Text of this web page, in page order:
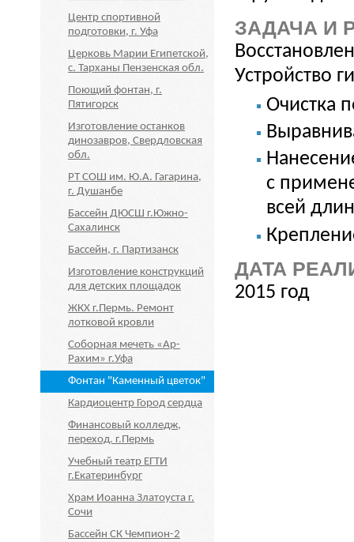
Центр спортивной
подготовки, г. Уфа
Церковь Марии Египетской,
с. Тарханы Пензенская обл.
Поющий фонтан, г.
Пятигорск
Изготовление останков
динозавров, Свердловская
обл.
РТ СОШ им. Ю.А. Гагарина,
г. Душанбе
Бассейн ДЮСШ г.Южно-
Сахалинск
Бассейн, г. Партизанск
Изготовление конструкций
для детских площадок
ЖКХ г.Пермь. Ремонт
лотковой кровли
Соборная мечеть «Ар-
Рахим» г.Уфа
Фонтан "Каменный цветок"
Кардиоцентр Город сердца
Финансовый колледж,
переход. г.Пермь
Учебный театр ЕГТИ
г.Екатеринбург
Храм Иоанна Златоуста г.
Сочи
Бассейн СК Чемпион-2
ЗАДАЧА И
Устройство
Очистка
с
всей
ДАТА
2015 год